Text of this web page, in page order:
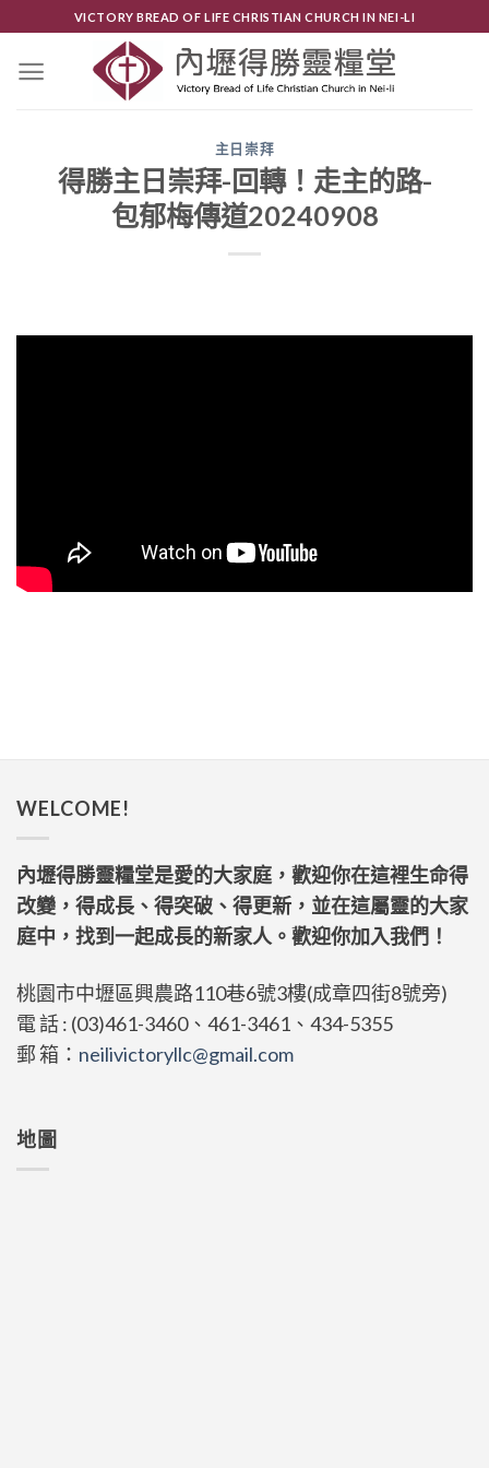
content
VICTORY BREAD OF LIFE CHRISTIAN CHURCH IN NEI-LI
主日崇拜
得勝主日崇拜-回轉！走主的路-
包郁梅傳道20240908
WELCOME!
內壢得勝靈糧堂是愛的大家庭，歡迎你在這裡生命得
改變，得成長、得突破、得更新，並在這屬靈的大家
庭中，找到一起成長的新家人。歡迎你加入我們！
桃園市中壢區興農路110巷6號3樓(成章四街8號旁)
電 話 : (03)461-3460、461-3461、434-5355
郵 箱： neilivictoryllc@gmail.com
地圖